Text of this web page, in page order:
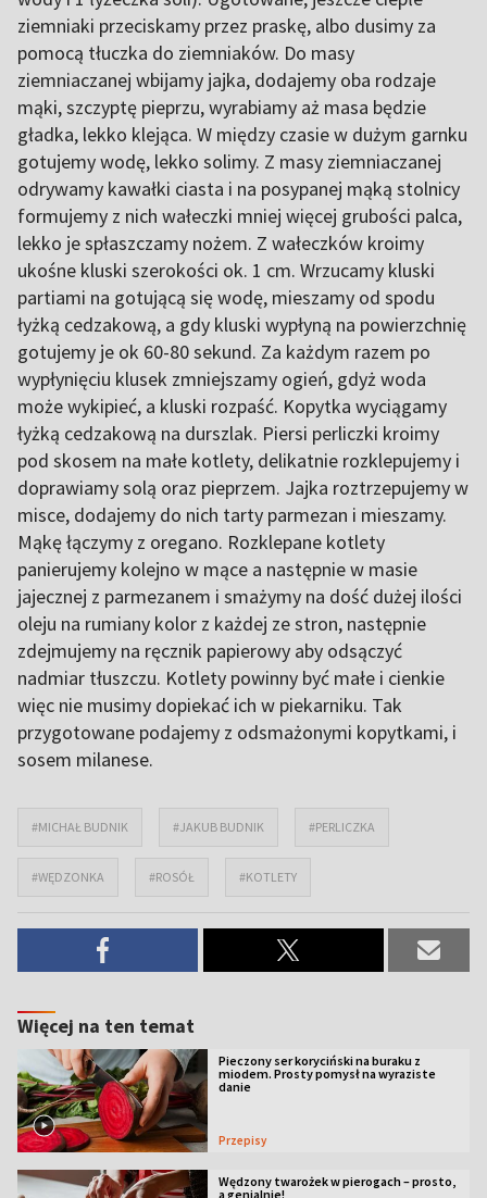
ziemniaki przeciskamy przez praskę, albo dusimy za
pomocą tłuczka do ziemniaków. Do masy
ziemniaczanej wbijamy jajka, dodajemy oba rodzaje
mąki, szczyptę pieprzu, wyrabiamy aż masa będzie
gładka, lekko klejąca. W między czasie w dużym garnku
gotujemy wodę, lekko solimy. Z masy ziemniaczanej
odrywamy kawałki ciasta i na posypanej mąką stolnicy
formujemy z nich wałeczki mniej więcej grubości palca,
lekko je spłaszczamy nożem. Z wałeczków kroimy
ukośne kluski szerokości ok. 1 cm. Wrzucamy kluski
partiami na gotującą się wodę, mieszamy od spodu
łyżką cedzakową, a gdy kluski wypłyną na powierzchnię
gotujemy je ok 60-80 sekund. Za każdym razem po
wypłynięciu klusek zmniejszamy ogień, gdyż woda
może wykipieć, a kluski rozpaść. Kopytka wyciągamy
łyżką cedzakową na durszlak. Piersi perliczki kroimy
pod skosem na małe kotlety, delikatnie rozklepujemy i
doprawiamy solą oraz pieprzem. Jajka roztrzepujemy w
misce, dodajemy do nich tarty parmezan i mieszamy.
Mąkę łączymy z oregano. Rozklepane kotlety
panierujemy kolejno w mące a następnie w masie
jajecznej z parmezanem i smażymy na dość dużej ilości
oleju na rumiany kolor z każdej ze stron, następnie
zdejmujemy na ręcznik papierowy aby odsączyć
nadmiar tłuszczu. Kotlety powinny być małe i cienkie
więc nie musimy dopiekać ich w piekarniku. Tak
przygotowane podajemy z odsmażonymi kopytkami, i
sosem milanese.
#MICHAŁ BUDNIK #JAKUB BUDNIK #PERLICZKA
#WĘDZONKA #ROSÓŁ #KOTLETY
Więcej na ten temat
Pieczony ser koryciński na buraku z
miodem. Prosty pomysł na wyraziste
danie
Przepisy
Wędzony twarożek w pierogach – prosto,
a genialnie!